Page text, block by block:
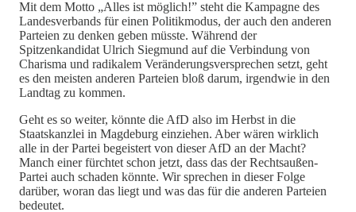
Mit dem Motto „Alles ist möglich!” steht die Kampagne des
Landesverbands für einen Politikmodus, der auch den anderen
Parteien zu denken geben müsste. Während der
Spitzenkandidat Ulrich Siegmund auf die Verbindung von
Charisma und radikalem Veränderungsversprechen setzt, geht
es den meisten anderen Parteien bloß darum, irgendwie in den
Landtag zu kommen.
Geht es so weiter, könnte die AfD also im Herbst in die
Staatskanzlei in Magdeburg einziehen. Aber wären wirklich
alle in der Partei begeistert von dieser AfD an der Macht?
Manch einer fürchtet schon jetzt, dass das der Rechtsaußen-
Partei auch schaden könnte. Wir sprechen in dieser Folge
darüber, woran das liegt und was das für die anderen Parteien
bedeutet.